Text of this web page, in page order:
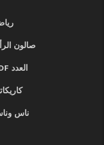
رياضة
صالون الرأي
العدد PDF
كاريكاتير
ناس وناس